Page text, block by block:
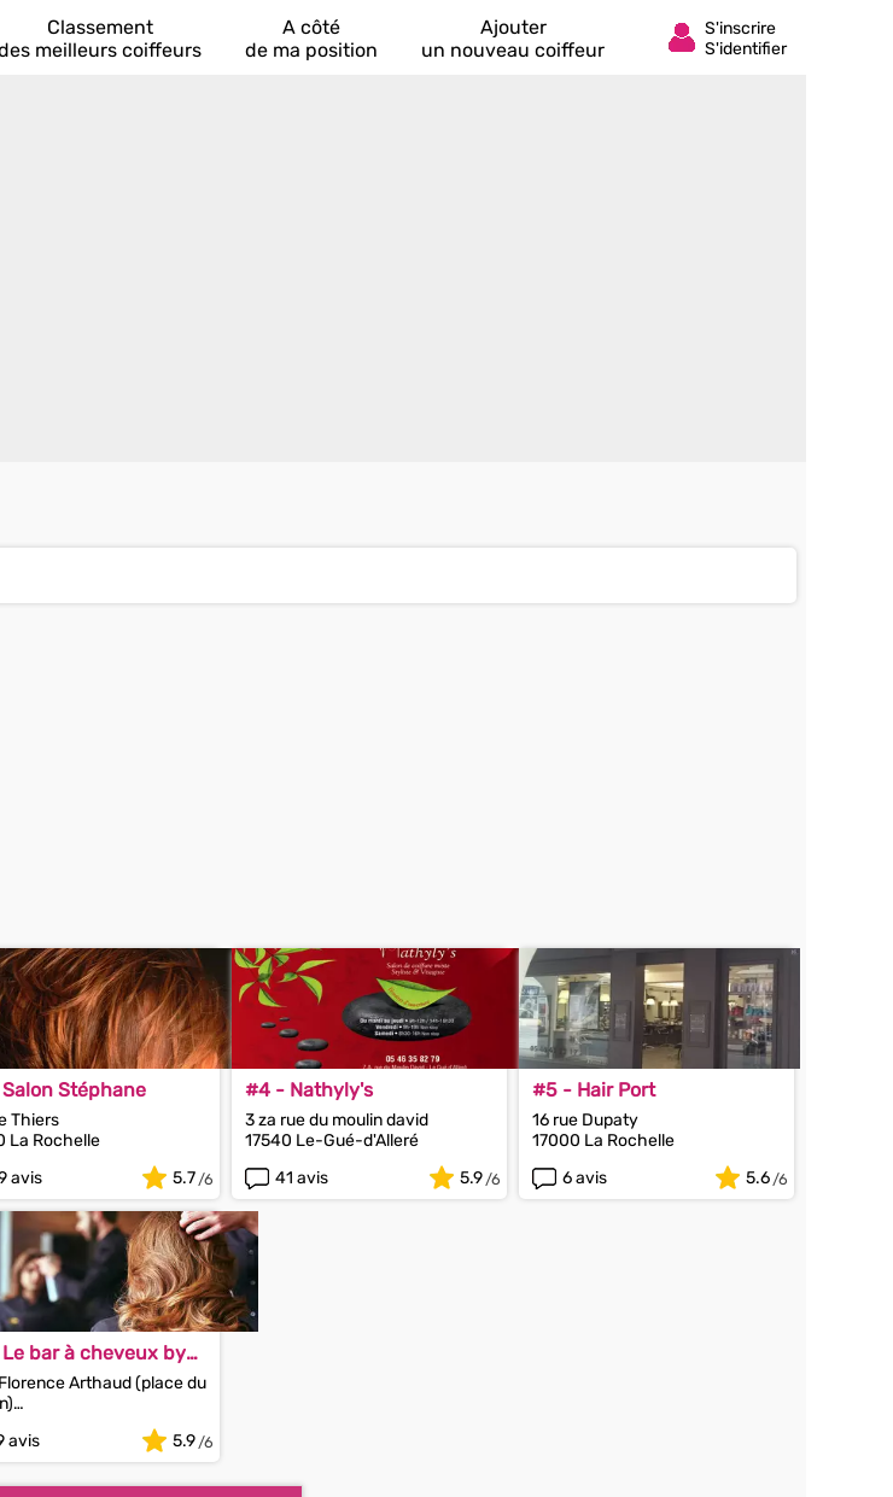
Classement
meilleurs coiffeurs
A côté
de ma position
Ajouter
un nouveau coiffeur
Stéphane
Thiers
La Rochelle
avis
5.7
#4 - Nathyly's
3 za rue du moulin david
17540 Le-Gué-d'Alleré
41 avis
5.9
#5 - Hair Port
16 rue Dupaty
17000 La Rochelle
6 avis
5.6
bar à cheveux by
Arthaud (place du
avis 5.9